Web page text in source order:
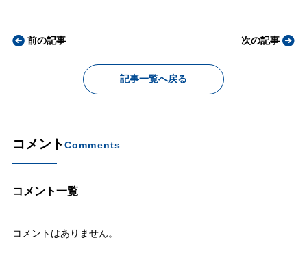
前の記事
記事一覧へ戻る
次の記事
コメントComments
コメント一覧
コメントはありません。